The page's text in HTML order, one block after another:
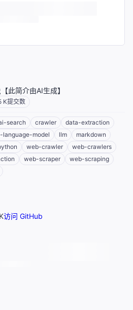
此简介由AI生成】
K提交数
search crawler
data-extraction
language-model llm
markdown
web-crawler
web-crawlers
web-scraper
web-scraping
访问 GitHub